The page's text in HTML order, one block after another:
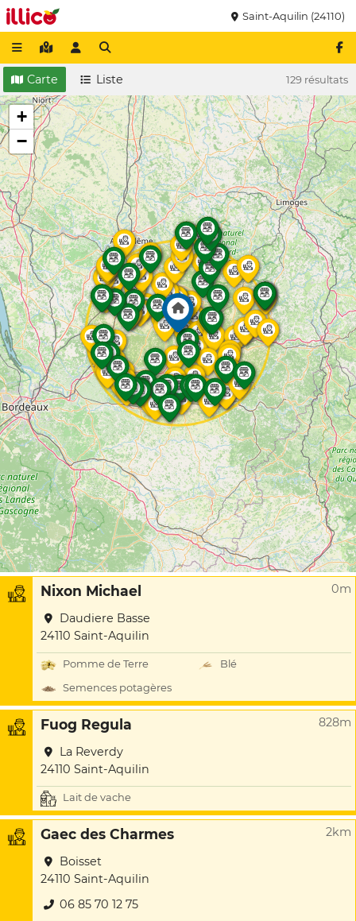
Saint-Aquilin (24110)
129 résultats
Carte Liste
+
−
Nixon Michael 0m
Daudiere Basse
24110 Saint-Aquilin
Pomme de Terre
Blé
Semences potagères
Fuog Regula 828m
La Reverdy
24110 Saint-Aquilin
Lait de vache
Gaec des Charmes 2km
Boisset
24110 Saint-Aquilin
06 85 70 12 75